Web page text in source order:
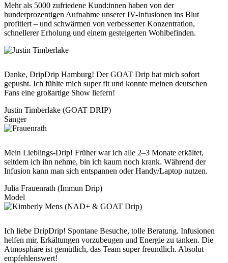
Mehr als 5000 zufriedene Kund:innen haben von der
hunderprozentigen Aufnahme unserer IV-Infusionen ins Blut
profitiert – und schwärmen von verbesserter Konzentration,
schnellerer Erholung und einem gesteigerten Wohlbefinden.
Danke, DripDrip Hamburg! Der GOAT Drip hat mich sofort
gepusht. Ich fühlte mich super fit und konnte meinen deutschen
Fans eine großartige Show liefern!
Justin Timberlake (GOAT DRIP)
Sänger
Mein Lieblings-Drip! Früher war ich alle 2–3 Monate erkältet,
seitdem ich ihn nehme, bin ich kaum noch krank. Während der
Infusion kann man sich entspannen oder Handy/Laptop nutzen.
Julia Frauenrath (Immun Drip)
Model
Ich liebe DripDrip! Spontane Besuche, tolle Beratung. Infusionen
helfen mir, Erkältungen vorzubeugen und Energie zu tanken. Die
Atmosphäre ist gemütlich, das Team super freundlich. Absolut
empfehlenswert!